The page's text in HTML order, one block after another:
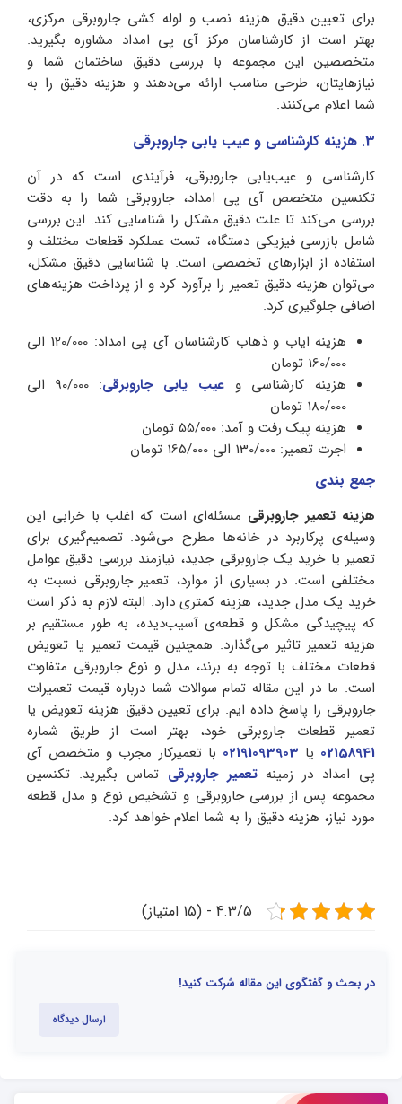
برای تعیین دقیق هزینه نصب و لوله کشی جاروبرقی مرکزی،
بهتر است از کارشناسان مرکز آی پی امداد مشاوره بگیرید.
متخصصین این مجموعه با بررسی دقیق ساختمان شما و
نیازهایتان، طرحی مناسب ارائه می‌دهند و هزینه دقیق را به
شما اعلام می‌کنند.
3. هزینه کارشناسی و عیب یابی جاروبرقی
کارشناسی و عیب‌یابی جاروبرقی، فرآیندی است که در آن
تکنسین متخصص آی پی امداد، جاروبرقی شما را به دقت
بررسی می‌کند تا علت دقیق مشکل را شناسایی کند. این بررسی
شامل بازرسی فیزیکی دستگاه، تست عملکرد قطعات مختلف و
استفاده از ابزارهای تخصصی است. با شناسایی دقیق مشکل،
می‌توان هزینه دقیق تعمیر را برآورد کرد و از پرداخت هزینه‌های
اضافی جلوگیری کرد.
هزینه ایاب و ذهاب کارشناسان آی پی امداد: 120/000 الی
160/000 تومان
هزینه کارشناسی وعیب یابی جاروبرقی
: 90/000 الی
180/000 تومان
هزینه پیک رفت و آمد: 55/000 تومان
اجرت تعمیر: 130/000 الی 165/000 تومان
جمع بندی
هزینه تعمیر جاروبرقی مسئله‌ای است که اغلب با خرابی این
وسیله‌ی پرکاربرد در خانه‌ها مطرح می‌شود. تصمیم‌گیری برای
تعمیر یا خرید یک جاروبرقی جدید، نیازمند بررسی دقیق عوامل
مختلفی است. در بسیاری از موارد، تعمیر جاروبرقی نسبت به
خرید یک مدل جدید، هزینه کمتری دارد. البته لازم به ذکر است
که پیچیدگی مشکل و قطعه‌ی آسیب‌دیده، به طور مستقیم بر
هزینه تعمیر تاثیر می‌گذارد. همچنین قیمت تعمیر یا تعویض
قطعات مختلف با توجه به برند، مدل و نوع جاروبرقی متفاوت
است. ما در این مقاله تمام سوالات شما درباره قیمت تعمیرات
جاروبرقی را پاسخ داده ایم. برای تعیین دقیق هزینه تعویض یا
تعمیر قطعات جاروبرقی خود، بهتر است از طریق شماره
02158941 یا 02191093903 با تعمیرکار مجرب و متخصص آی
پی امداد در زمینهتعمیر جاروبرقی تماس بگیرید. تکنسین
مجموعه پس از بررسی جاروبرقی و تشخیص نوع و مدل قطعه
مورد نیاز، هزینه دقیق را به شما اعلام خواهد کرد.
4.3/5 - (15 امتیاز)
در بحث و گفتگوی این مقاله شرکت کنید!
ارسال دیدگاه